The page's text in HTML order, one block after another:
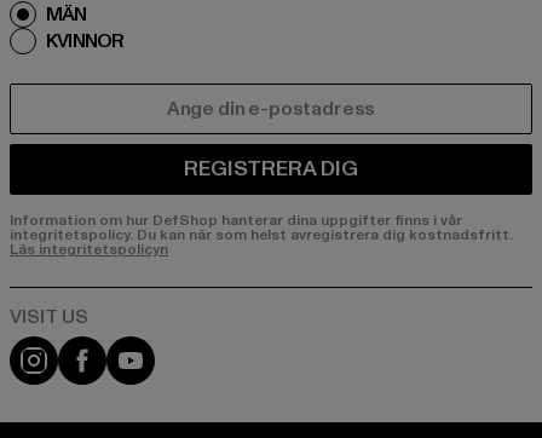
MÄN
KVINNOR
REGISTRERA DIG
Information om hur DefShop hanterar dina uppgifter finns i vår
integritetspolicy. Du kan när som helst avregistrera dig kostnadsfritt.
Läs integritetspolicyn
Visit our Instagram page:
Visit our Facebook page:
Visit our YouTube channel: